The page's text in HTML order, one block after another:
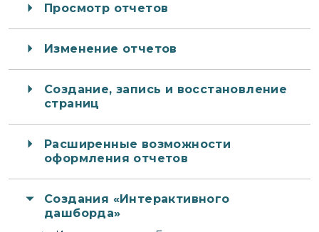
Просмотр отчетов
Изменение отчетов
Создание, запись и восстановление
страниц
Расширенные возможности
оформления отчетов
Создания «Интерактивного
дашборда»